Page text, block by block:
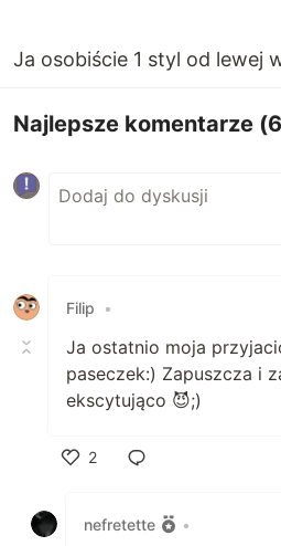
Ja osobiście 1 styl od lewej
Najlepsze komentarze
Filip •
Ja ostatnio moja
paseczek:) Zapuszcza i
ekscytująco 😈;)
2
nefretette
•